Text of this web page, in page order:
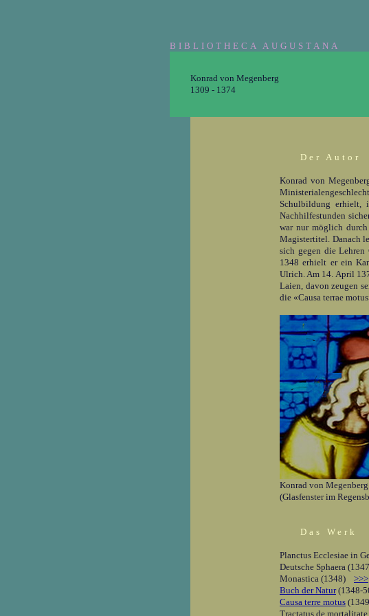
BIBLIOTHECA AUGUSTANA
Konrad von Megenberg
1309 - 1374
Der Autor
Konrad von
Schulbildung
Nachhilfestunden
war nur möglich
Magistertitel. Danach
sich gegen die Lehren
1348 erhielt er ein
Ulrich. Am 14. April
Laien, davon zeugen
die «Causa terrae
Konrad von
(Glasfenster im
Das Werk
Planctus Ecclesiae in
Deutsche Sphaera
Monastica (1348) >>>
Buch der Natur(1348-
Causa terre motus
Tractatus de